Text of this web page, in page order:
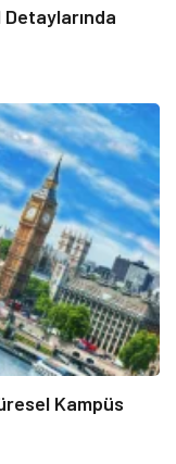
Kampüs